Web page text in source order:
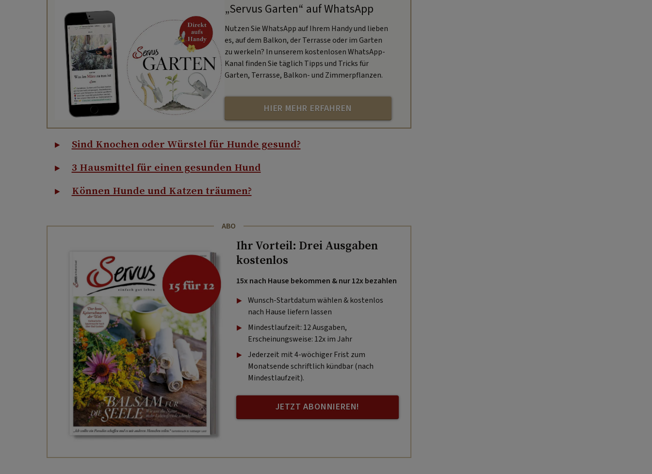
„Servus Garten“ auf WhatsApp
Nutzen Sie WhatsApp auf Ihrem Handy und lieben
es, auf dem Balkon, der Terrasse oder im Garten
zu werkeln? In unserem kostenlosen WhatsApp-
Kanal finden Sie täglich Tipps und Tricks für
Garten, Terrasse, Balkon- und Zimmerpflanzen.
HIER MEHR ERFAHREN
Sind Knochen oder Würstel für Hunde gesund?
3 Hausmittel für einen gesunden Hund
Können Hunde und Katzen träumen?
ABO
Ihr Vorteil: Drei Ausgaben
kostenlos
15x nach Hause bekommen & nur 12x bezahlen
Wunsch-Startdatum wählen & kostenlos
nach Hause liefern lassen
Mindestlaufzeit: 12 Ausgaben,
Erscheinungsweise: 12x im Jahr
Jederzeit mit 4-wöchiger Frist zum
Monatsende schriftlich kündbar (nach
Mindestlaufzeit).
JETZT ABONNIEREN!